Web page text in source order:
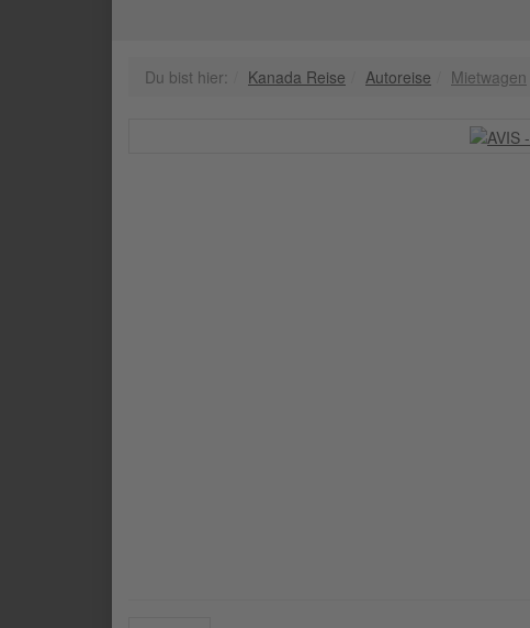
Du bist hier: Kanada Reise Autoreise Mietwagen